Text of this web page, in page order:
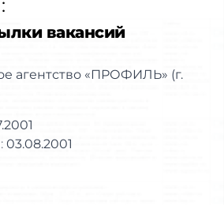
вакансий
агентство «ПРОФИЛЬ» (г.
03.08.2001